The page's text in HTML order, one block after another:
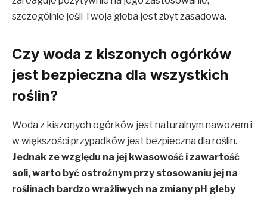
szczególnie jeśli Twoja gleba jest zbyt zasadowa.
Czy woda z kiszonych ogórków
jest bezpieczna dla wszystkich
roślin?
Woda z kiszonych ogórków jest naturalnym nawozem i
w większości przypadków jest bezpieczna dla roślin.
Jednak ze względu na jej kwasowość i zawartość
soli, warto być ostrożnym przy stosowaniu jej na
roślinach bardzo wrażliwych na zmiany pH gleby